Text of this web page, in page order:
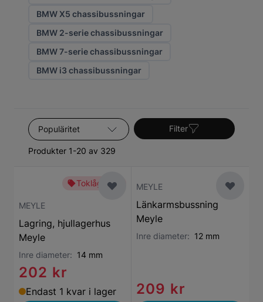
BMW X5 chassibussningar
BMW 2-serie chassibussningar
BMW 7-serie chassibussningar
BMW i3 chassibussningar
Sortera efter
Produkter 1-20 av 329
Filter
Toklågt pris
MEYLE
Lagring, hjullagerhus
Meyle
Inre diameter: 14 mm
202 kr
Endast 1 kvar i lager
MEYLE
Länkarmsbussning
Meyle
Inre diameter: 12 mm
209 kr